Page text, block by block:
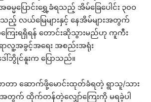
မပြောင်းရွှေ့ခံရသည့် အိမ်ခြေပေါင်း ၃၀ဝ
သည့် လယ်မြေများနှင့် နေအိမ်များအတွက်
ေးရရှိရန် တောင်းဆိုသွားမည်ဟု ကူကီး
ရာလူ့အခွင့်အရေး အစည်းအရုံး
ေါ်ဘွိုင်နူးက ပြောသည်။
ာတာ ဆောက်ဖို့မောင်းထုတ်ခံရတဲ့ ရွာသူ/သား
တွက် ထိုက်တန်တဲ့လျှော်ကြေးကို မရခဲ့ပါ